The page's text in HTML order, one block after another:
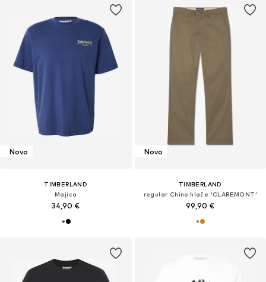
Novo
TIMBERLAND
Majica
34,90 €
Novo
TIMBERLAND
regular Chino hlače 'CLAREMONT'
99,90 €